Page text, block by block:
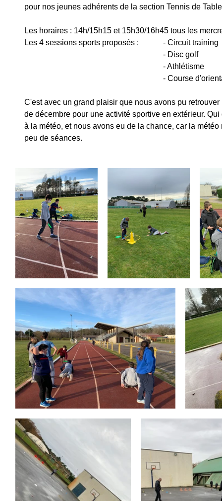
pour nos jeunes adhérents de la section Tennis de
Les horaires : 14h/15h15 et 15h30/16h45 tous les
Les 4 sessions sports proposés :   	- Circuit training
                               				- Disc golf
							- Athlétisme
- Course
C'est avec un grand plaisir que nous avons pu
de décembre pour une activité sportive en extérieur.
à la météo, et nous avons eu de la chance, car la
peu de séances.